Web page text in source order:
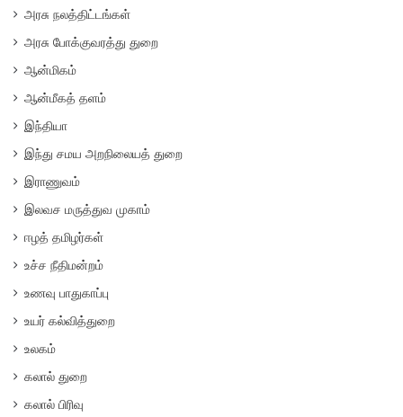
அரசு நலத்திட்டங்கள்
அரசு போக்குவரத்து துறை
ஆன்மிகம்
ஆன்மீகத் தளம்
இந்தியா
இந்து சமய அறநிலையத் துறை
இராணுவம்
இலவச மருத்துவ முகாம்
ஈழத் தமிழர்கள்
உச்ச நீதிமன்றம்
உணவு பாதுகாப்பு
உயர் கல்வித்துறை
உலகம்
கலால் துறை
கலால் பிரிவு